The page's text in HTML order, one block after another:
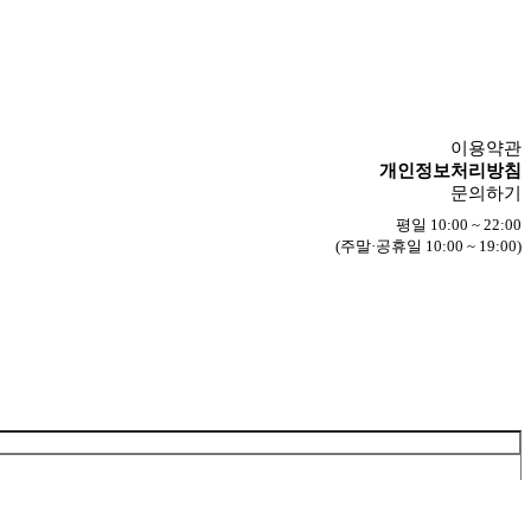
이용약관
개인정보처리방침
문의하기
평일 10:00 ~ 22:00
(주말·공휴일 10:00 ~ 19:00)